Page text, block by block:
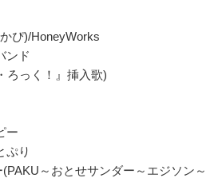
ぴ)/HoneyWorks
ンド
ろっく！』挿入歌)
ー
ぷり
～おとせサンダー～エジソン～